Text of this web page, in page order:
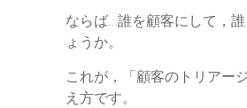
ならば…誰を顧客にして，
ょうか。
これが，「顧客のトリアー
え方です。